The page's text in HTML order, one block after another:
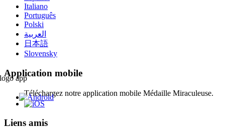
Italiano
Português
Polski
العربية
日本語
Slovensky
Application mobile
Téléchargez notre application mobile Médaille Miraculeuse.
Liens amis